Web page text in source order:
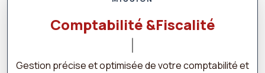
Comptabilité &Fiscalité
Gestion précise et optimisée de votre comptabilité et